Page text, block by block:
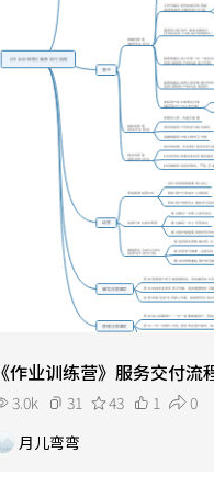
《作业训练营》服务交付流
3.0k 31 43 1
0
月儿弯弯